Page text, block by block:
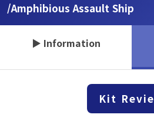
/Amphibious Assault Ship
▶ Information
Kit